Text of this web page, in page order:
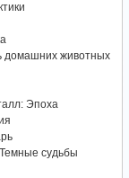
домашних животных
Эпоха
судьбы